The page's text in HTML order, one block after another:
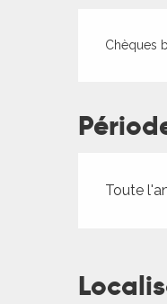
Chèques
Toute